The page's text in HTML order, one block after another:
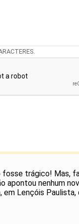
fosse trágico! Mas,
apontou nenhum
em Lençóis